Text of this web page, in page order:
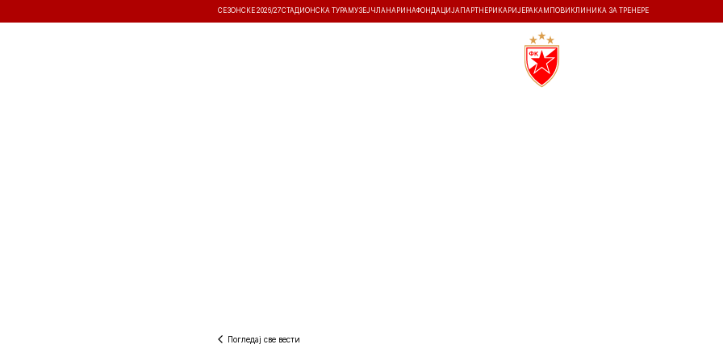
СЕЗОНСКЕ 2026/27СТАДИОНСКА ТУРА МУЗЕЈ ЧЛАНАРИНАФОНДАЦИЈА ПАРТНЕРИ КАРИЈЕРА КАМПОВИ КЛИНИКА ЗА ТРЕНЕРЕ
Погледај све вести